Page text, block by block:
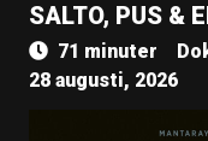
SALTO, PUS &
71 minuter
28 augusti, 2026